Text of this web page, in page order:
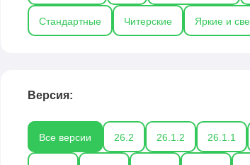
Стандартные Читерские Яркие и
Версия:
Все версии 26.2 26.1.2 26.1.1